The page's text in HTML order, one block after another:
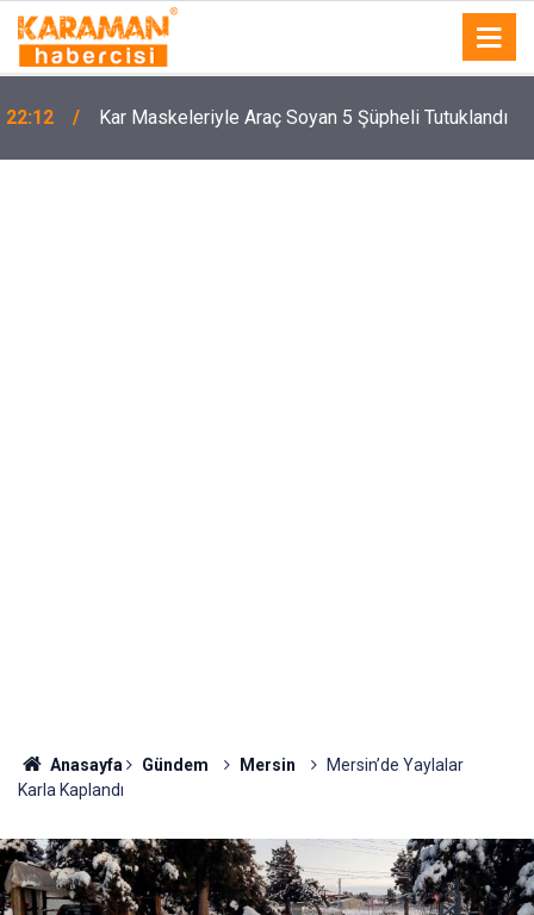
22:12 Kar Maskeleriyle Araç Soyan 5 Şüpheli Tutuklandı
Anasayfa Gündem Mersin
Mersin’de Yaylalar
Karla Kaplandı